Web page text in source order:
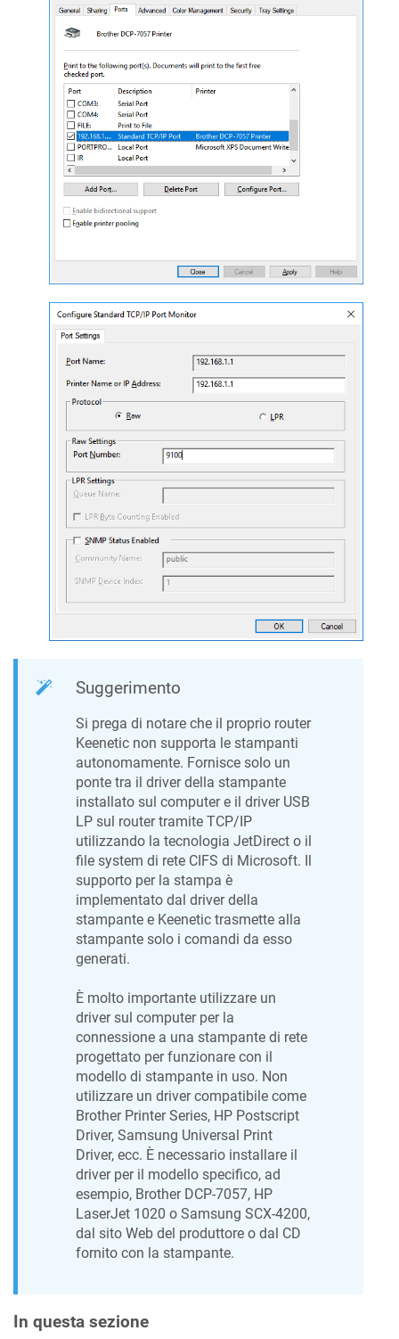
Suggerimento
Si prega di notare che il proprio router
Keenetic non supporta le stampanti
autonomamente. Fornisce solo un
ponte tra il driver della stampante
installato sul computer e il driver USB
LP sul router tramite TCP/IP
utilizzando la tecnologia JetDirect o il
file system di rete CIFS di Microsoft. Il
supporto per la stampa è
implementato dal driver della
stampante e Keenetic trasmette alla
stampante solo i comandi da esso
generati.
È molto importante utilizzare un
driver sul computer per la
connessione a una stampante di rete
progettato per funzionare con il
modello di stampante in uso. Non
utilizzare un driver compatibile come
Brother Printer Series, HP Postscript
Driver, Samsung Universal Print
Driver, ecc. È necessario installare il
driver per il modello specifico, ad
esempio, Brother DCP-7057, HP
LaserJet 1020 o Samsung SCX-4200,
dal sito Web del produttore o dal CD
fornito con la stampante.
In questa sezione